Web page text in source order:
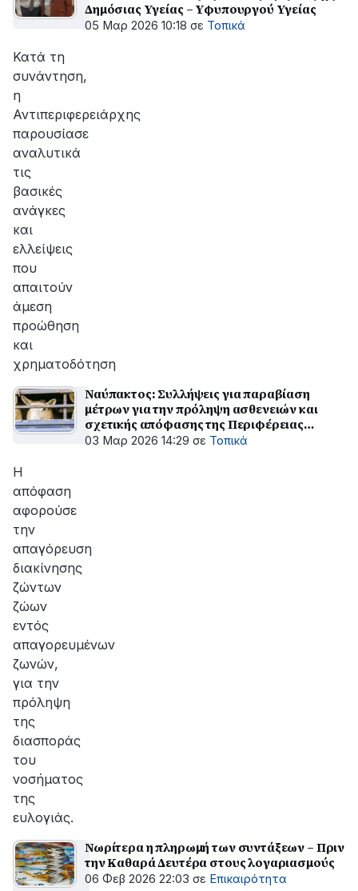
Δημόσιας Υγείας – Υφυπουργού Υγείας
05 Μαρ 2026 10:18 σε Τοπικά
Κατά τη
συνάντηση,
η
Αντιπεριφερειάρχης
παρουσίασε
αναλυτικά
τις
βασικές
ανάγκες
και
ελλείψεις
που
απαιτούν
άμεση
προώθηση
και
χρηματοδότηση
Ναύπακτος: Συλλήψεις για παραβίαση
μέτρων για την πρόληψη ασθενειών και
σχετικής απόφασης της Περιφέρειας
Δυτικής Ελλάδας
03 Μαρ 2026 14:29 σε Τοπικά
Η
απόφαση
αφορούσε
την
απαγόρευση
διακίνησης
ζώντων
ζώων
εντός
απαγορευμένων
ζωνών,
για την
πρόληψη
της
διασποράς
του
νοσήματος
της
ευλογιάς.
Νωρίτερα η πληρωμή των συντάξεων – Πριν
την Καθαρά Δευτέρα στους λογαριασμούς
06 Φεβ 2026 22:03 σε Επικαιρότητα